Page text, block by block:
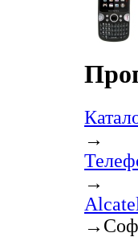
→
→
→